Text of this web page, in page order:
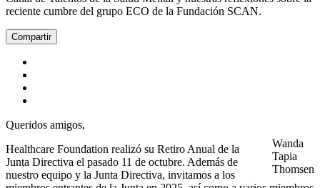
reciente cumbre del grupo ECO de la Fundación SCAN.
Compartir
Wanda
Tapia
Thomsen
Queridos amigos,
Healthcare Foundation realizó su Retiro Anual de la
Junta Directiva el pasado 11 de octubre. Además de
nuestro equipo y la Junta Directiva, invitamos a los